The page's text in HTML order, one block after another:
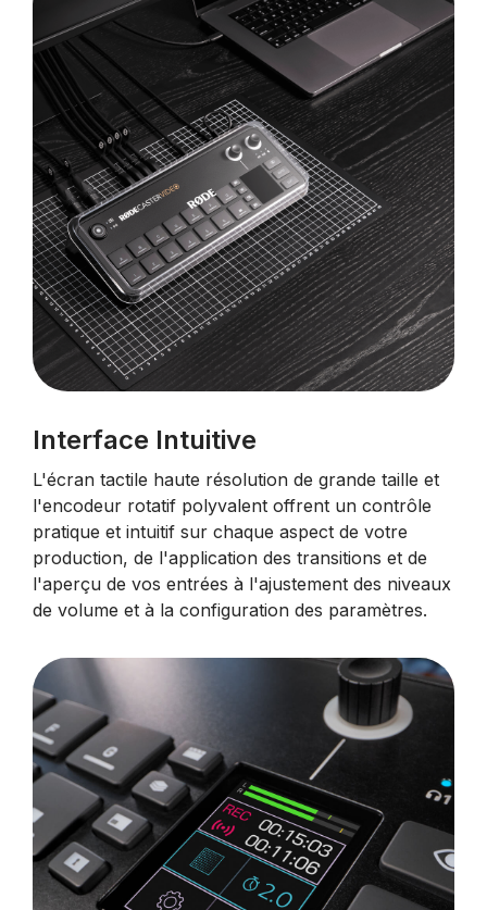
Interface Intuitive
L'écran tactile haute résolution de grande taille et
l'encodeur rotatif polyvalent offrent un contrôle
pratique et intuitif sur chaque aspect de votre
production, de l'application des transitions et de
l'aperçu de vos entrées à l'ajustement des niveaux
de volume et à la configuration des paramètres.